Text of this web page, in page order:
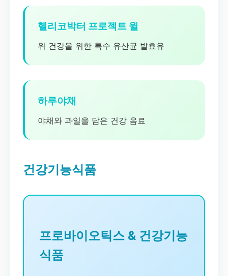
헬리코박터 프로젝트 윌
위 건강을 위한 특수 유산균 발효유
하루야채
야채와 과일을 담은 건강 음료
건강기능식품
프로바이오틱스 & 건강기능
식품